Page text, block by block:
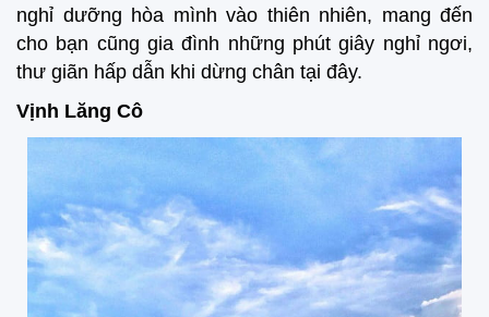
nghỉ dưỡng hòa mình vào thiên nhiên, mang đến
cho bạn cũng gia đình những phút giây nghỉ ngơi,
thư giãn hấp dẫn khi dừng chân tại đây.
Vịnh Lăng Cô